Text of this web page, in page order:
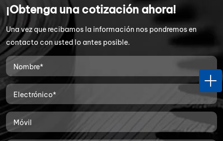
¡Obtenga una cotización ahora!
Una vez que recibamos la información nos pondremos en
contacto con usted lo antes posible.